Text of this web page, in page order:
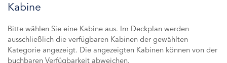
Kabine
Bitte wählen Sie eine Kabine aus. Im Deckplan werden
ausschließlich die verfügbaren Kabinen der gewählten
Kategorie angezeigt. Die angezeigten Kabinen können von der
buchbaren Verfügbarkeit abweichen.